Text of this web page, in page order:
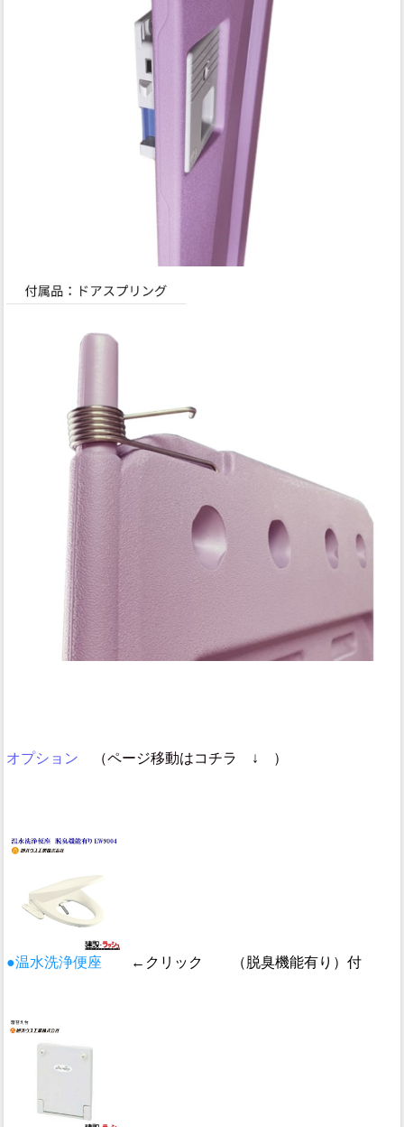
オプション （ページ移動はコチラ ↓ ）
●温水洗浄便座 ←クリック （脱臭機能有り）付